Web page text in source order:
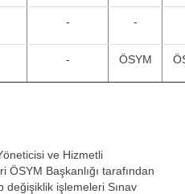
- -
- ÖSYM
ve Hizmetli
Başkanlığı tarafından
değişiklik işlemeleri Sınav